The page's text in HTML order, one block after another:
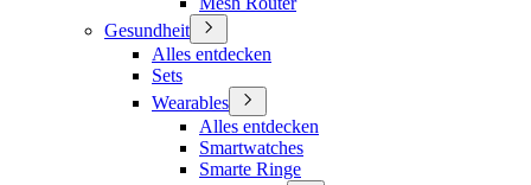
Gesundheit
Alles entdecken
Sets
Wearables
Alles entdecken
Smartwatches
Smarte Ringe